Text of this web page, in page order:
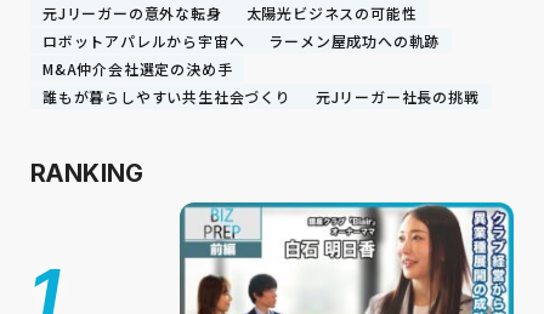
元Jリーガーの意外な転身
太陽光ビジネスの可能性
ロボットアパレルから宇宙へ
ラーメン屋成功への軌跡
M&A仲介会社選定の決め手
誰もが暮らしやすい共生社会づくり
元Jリーガー社長の挑戦
RANKING
1